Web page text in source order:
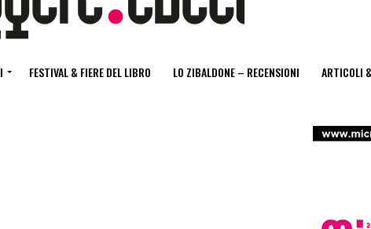
FESTIVAL & FIERE DEL LIBRO LO ZIBALDONE – RECENSIONI ARTICOLI